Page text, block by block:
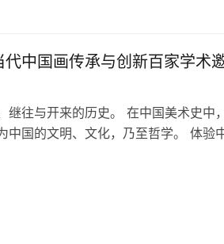
中国画传承与创新百家学术
继往与开来的历史。 在中国美术史中
中国的文明、文化，乃至哲学。 体验